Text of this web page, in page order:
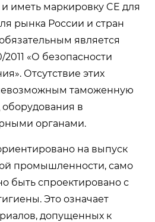
иметь маркировку CE для
рынка России и стран
является
«О безопасности
Отсутствие этих
таможенную
оборудования в
органами.
на выпуск
промышленности, само
быть спроектировано с
Это означает
допущенных к